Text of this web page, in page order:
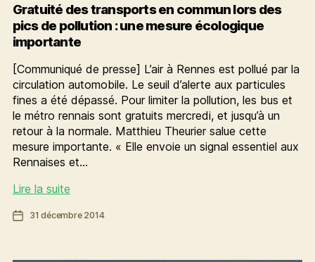
Gratuité des transports en commun lors des
pics de pollution : une mesure écologique
importante
[Communiqué de presse] L’air à Rennes est pollué par la
circulation automobile. Le seuil d’alerte aux particules
fines a été dépassé. Pour limiter la pollution, les bus et
le métro rennais sont gratuits mercredi, et jusqu’à un
retour à la normale. Matthieu Theurier salue cette
mesure importante. « Elle envoie un signal essentiel aux
Rennaises et…
Lire la suiteGratuité
transports
Date31 décembre 2014